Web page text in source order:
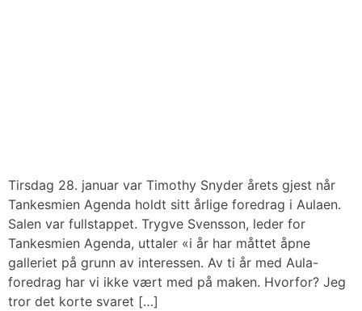
Tirsdag 28. januar var Timothy Snyder årets gjest når
Tankesmien Agenda holdt sitt årlige foredrag i Aulaen.
Salen var fullstappet. Trygve Svensson, leder for
Tankesmien Agenda, uttaler «i år har måttet åpne
galleriet på grunn av interessen. Av ti år med Aula-
foredrag har vi ikke vært med på maken. Hvorfor? Jeg
tror det korte svaret […]